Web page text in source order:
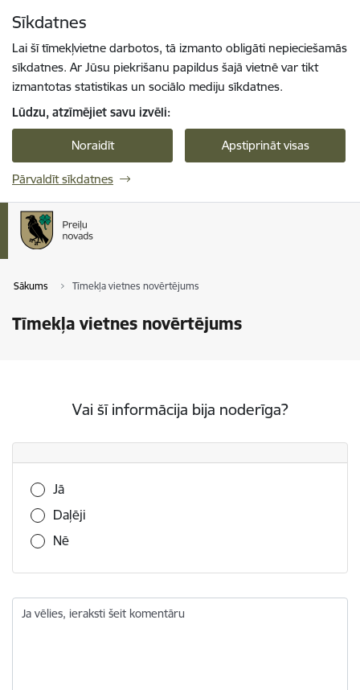
Sīkdatnes
Lai šī tīmekļvietne darbotos, tā izmanto obligāti nepieciešamās
sīkdatnes. Ar Jūsu piekrišanu papildus šajā vietnē var tikt
izmantotas statistikas un sociālo mediju sīkdatnes.
Lūdzu, atzīmējiet savu izvēli:
Noraidīt Apstiprināt visas
Pārvaldīt sīkdatnes
Sākums Tīmekļa vietnes novērtējums
Tīmekļa vietnes novērtējums
Vai šī informācija bija noderīga?
Vai šī informācija bija noderīga?
Jā
Daļēji
Nē
Ja vēlies, ieraksti šeit komentāru